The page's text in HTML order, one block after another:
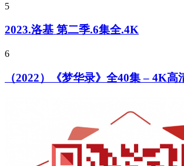
5
2023.洛基 第二季.6集全.4K
6
（2022）《梦华录》全40集 – 4K高